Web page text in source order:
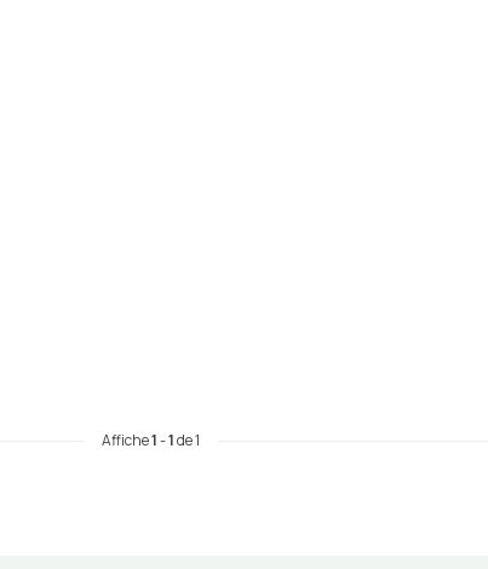
Affiche1-1de 1